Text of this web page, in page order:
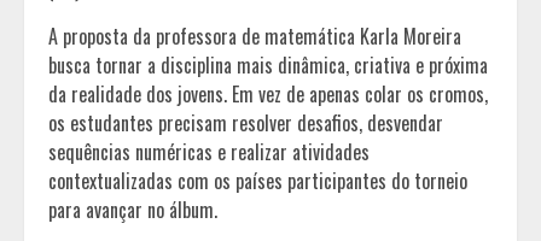
A proposta da professora de matemática Karla Moreira
busca tornar a disciplina mais dinâmica, criativa e próxima
da realidade dos jovens. Em vez de apenas colar os cromos,
os estudantes precisam resolver desafios, desvendar
sequências numéricas e realizar atividades
contextualizadas com os países participantes do torneio
para avançar no álbum.